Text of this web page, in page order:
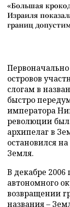
«Большая
Израиля
границ
островов
слогам в
быстро
императора
революции
архипелаг в
остановился
Земля.
В декабре
автономного
возвращении
названия –